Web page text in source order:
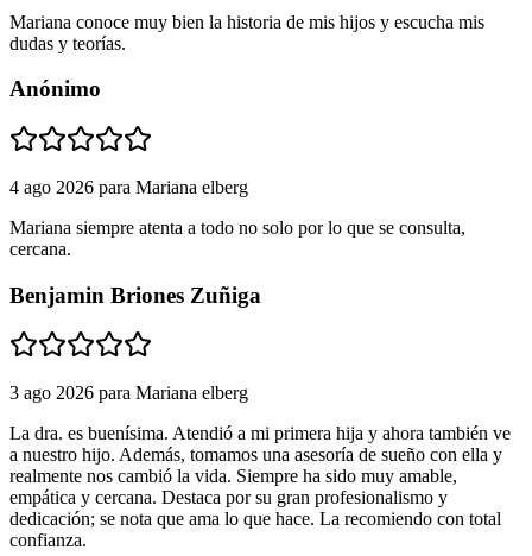
Mariana conoce muy bien la historia de mis hijos y escucha mis
dudas y teorías.
Anónimo
4 ago 2026 para Mariana elberg
Mariana siempre atenta a todo no solo por lo que se consulta,
cercana.
Benjamin Briones Zuñiga
3 ago 2026 para Mariana elberg
La dra. es buenísima. Atendió a mi primera hija y ahora también ve
a nuestro hijo. Además, tomamos una asesoría de sueño con ella y
realmente nos cambió la vida. Siempre ha sido muy amable,
empática y cercana. Destaca por su gran profesionalismo y
dedicación; se nota que ama lo que hace. La recomiendo con total
confianza.